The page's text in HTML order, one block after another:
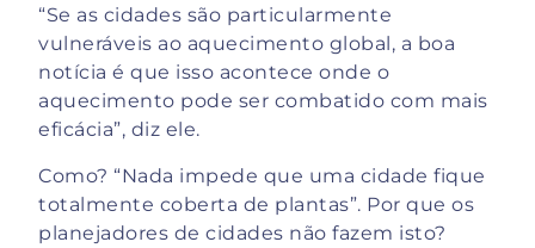
“Se as cidades são particularmente
vulneráveis ao aquecimento global, a boa
notícia é que isso acontece onde o
aquecimento pode ser combatido com mais
eficácia”, diz ele.
Como? “Nada impede que uma cidade fique
totalmente coberta de plantas”. Por que os
planejadores de cidades não fazem isto?